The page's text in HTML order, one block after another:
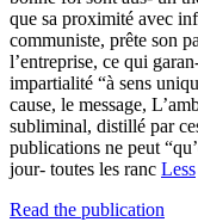
que sa proximité avec
communiste, prête son
l’entreprise, ce qui
impartialité “à sens
cause, le message,
subliminal, distillé par
publications ne peut
jour- toutes les ranc Less
Read the publication